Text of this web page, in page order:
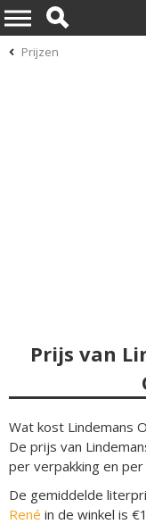
Prijzen
Prijs van
Wat kost Lindemans
De prijs van
per verpakking en per
De gemiddelde
René in de winkel is